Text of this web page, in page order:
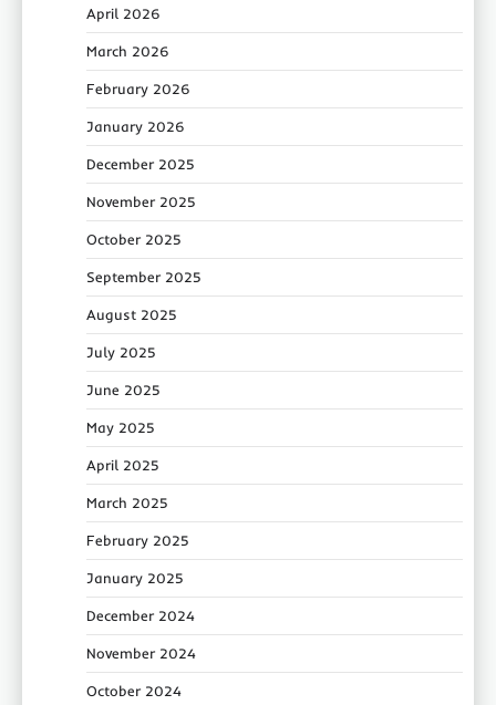
April 2026
March 2026
February 2026
January 2026
December 2025
November 2025
October 2025
September 2025
August 2025
July 2025
June 2025
May 2025
April 2025
March 2025
February 2025
January 2025
December 2024
November 2024
October 2024